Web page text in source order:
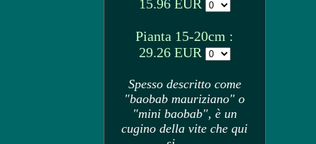
15.96 EUR
Pianta 15-20cm :
29.26 EUR
Spesso descritto come
"baobab mauriziano" o
"mini baobab", è un
cugino della vite che qui